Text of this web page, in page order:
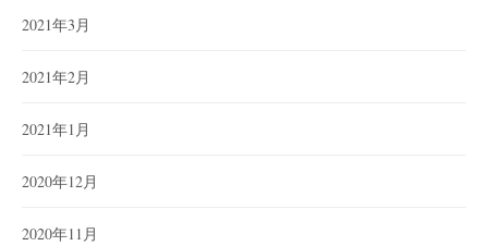
2021年3月
2021年2月
2021年1月
2020年12月
2020年11月